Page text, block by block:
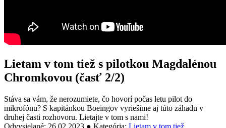
Lietam v tom tiež s pilotkou Magdalénou
Chromkovou (časť 2/2)
Stáva sa vám, že nerozumiete, čo hovorí počas letu pilot do
mikrofónu? S kapitánkou Boeingov vyriešime aj túto záhadu v
druhej časti rozhovoru. Lietajte v tom s nami!
Odvysielané: 26.02.2023 ● Kategória: Lietam v tom tiež